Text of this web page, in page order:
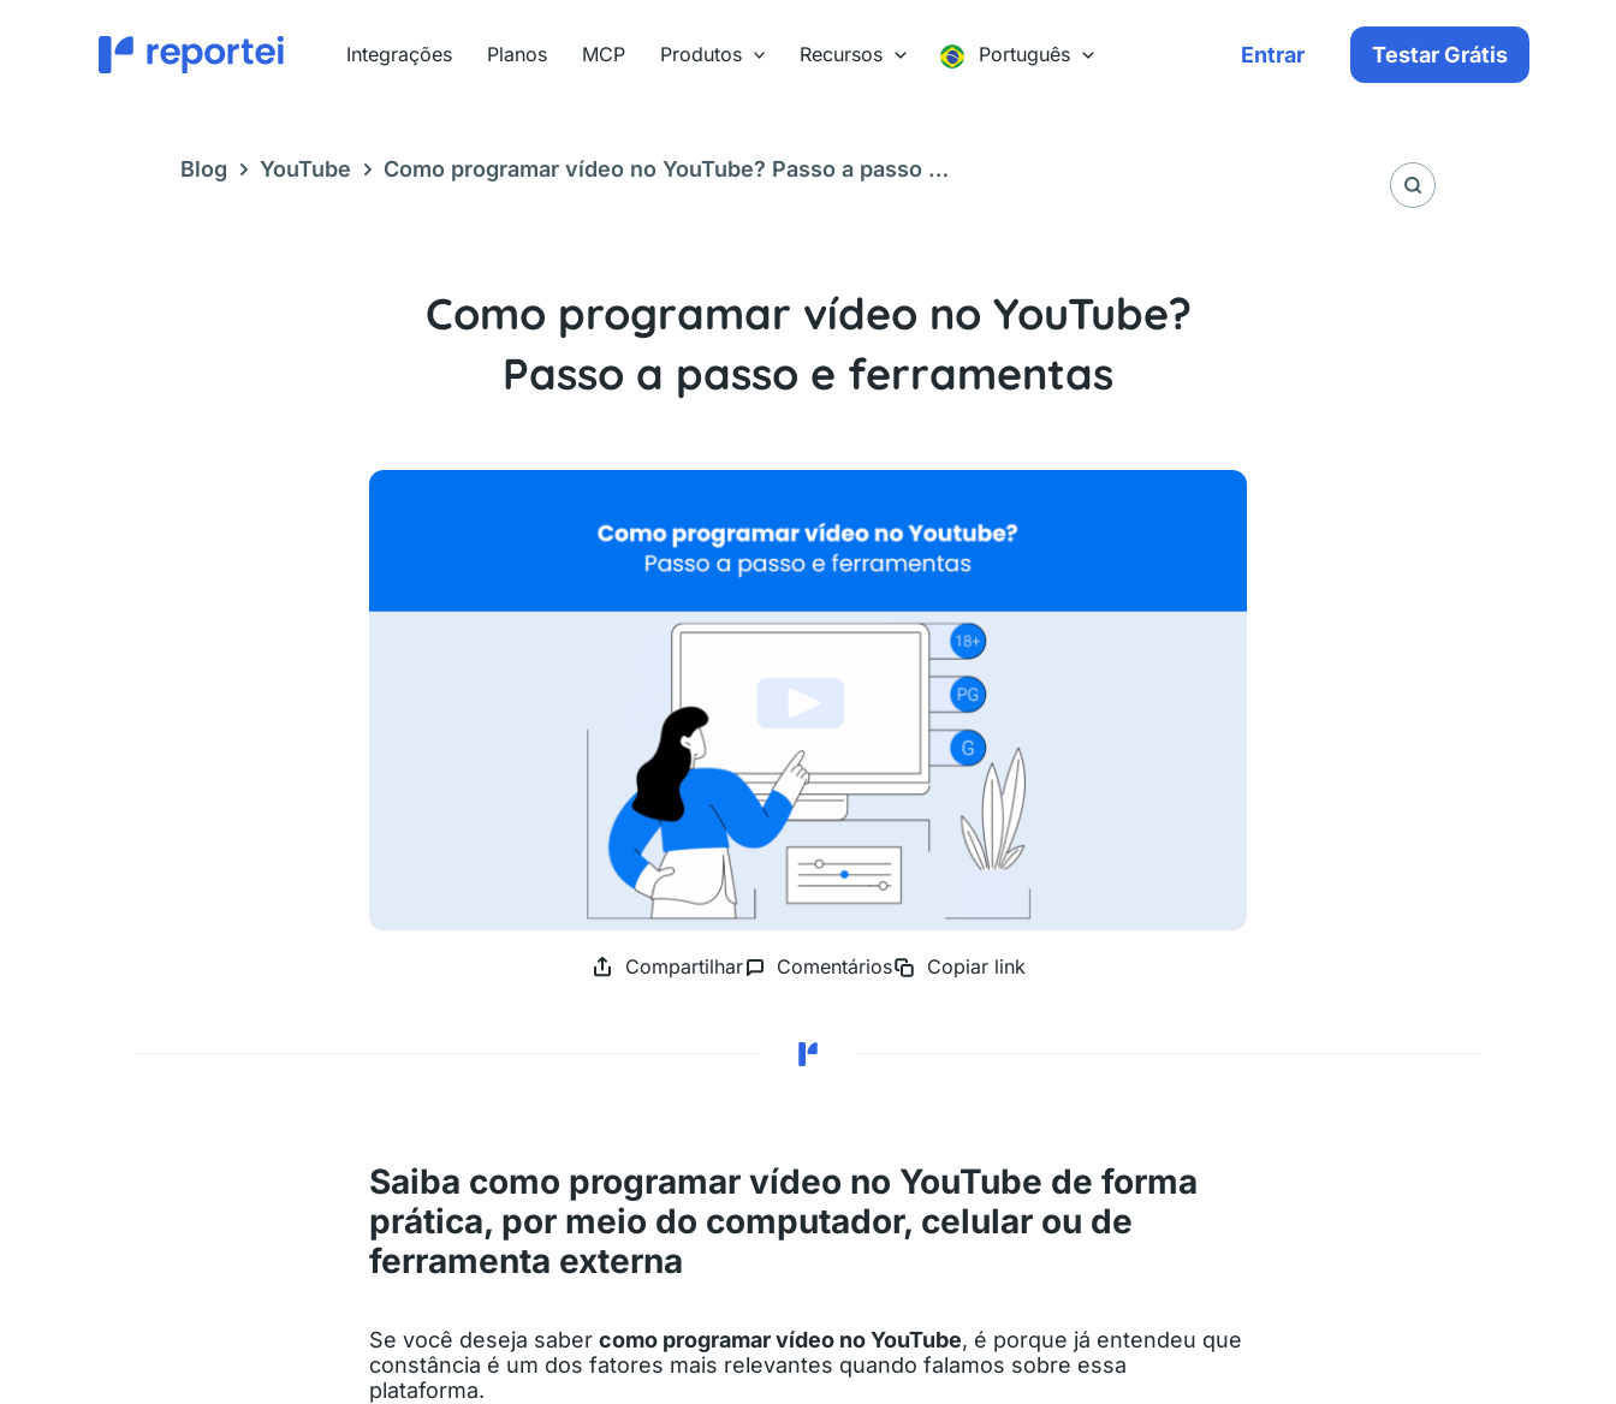
Integrações Planos MCP Produtos Recursos Português Entrar Testar Grátis
Blog YouTube
Como programar vídeo no YouTube? Passo a passo e
Como programar vídeo no YouTube?
Passo a passo e ferramentas
Compartilhar Comentários Copiar link
Saiba como programar vídeo no YouTube de forma
prática, por meio do computador, celular ou de
ferramenta externa
Se você deseja saber como programar vídeo no YouTube, é porque já entendeu que
constância é um dos fatores mais relevantes quando falamos sobre essa
plataforma.